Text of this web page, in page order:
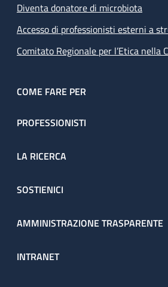
Diventa donatore di microbiota
Accesso di professionisti esterni a
Comitato Regionale per l’Etica nella
COME FARE PER
PROFESSIONISTI
LA RICERCA
SOSTIENICI
AMMINISTRAZIONE TRASPARENTE
INTRANET